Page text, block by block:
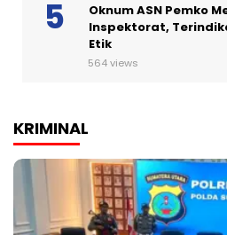
Oknum ASN Pemko
Inspektorat,
Etik
564 views
KRIMINAL